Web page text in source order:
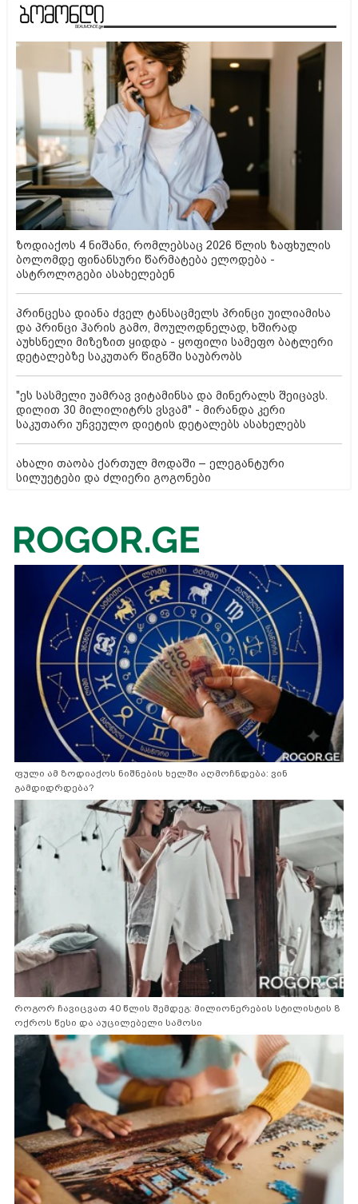
ზოდიაქოს 4 ნიშანი, რომლებსაც 2026 წლის ზაფხულის
ბოლომდე ფინანსური წარმატება ელოდება -
ასტროლოგები ასახელებენ
პრინცესა დიანა ძველ ტანსაცმელს პრინცი უილიამისა
და პრინცი ჰარის გამო, მოულოდნელად, ხშირად
აუხსნელი მიზეზით ყიდდა - ყოფილი სამეფო ბატლერი
დეტალებზე საკუთარ წიგნში საუბრობს
"ეს სასმელი უამრავ ვიტამინსა და მინერალს შეიცავს.
დილით 30 მილილიტრს ვსვამ" - მირანდა კერი
საკუთარი უჩვეულო დიეტის დეტალებს ასახელებს
ახალი თაობა ქართულ მოდაში – ელეგანტური
სილუეტები და ძლიერი გოგონები
ფული ამ ზოდიაქოს ნიშნების ხელში აღმოჩნდება: ვინ
გამდიდრდება?
როგორ ჩავიცვათ 40 წლის შემდეგ: მილიონერების სტილისტის 8
ოქროს წესი და აუცილებელი სამოსი